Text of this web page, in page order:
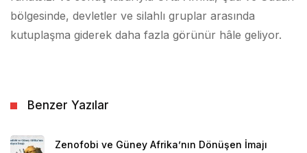
bölgesinde, devletler ve silahlı gruplar arasında
kutuplaşma giderek daha fazla görünür hâle geliyor.
Benzer Yazılar
Zenofobi ve Güney Afrika’nın Dönüşen İmajı